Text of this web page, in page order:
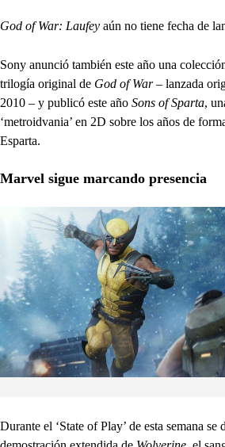
God of War: Laufey aún no tiene fecha de
Sony anunció también este año una
trilogía original de God of War– lanzada
2010 – y publicó este año Sons of Sparta,
‘metroidvania’ en 2D sobre los años de
Esparta.
Marvel sigue marcando presencia
Durante el ‘State of Play’ de esta semana se